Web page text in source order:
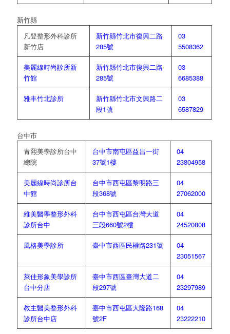
新竹縣
凡登整形外科診所
新竹店
新竹縣竹北市復興二路
285號
03
5508362
美麗線時尚診所新
竹館
新竹縣竹北市復興二路
285號
03
6685388
雅丰竹北診所
新竹縣竹北市文興路二
段1號
03
6587829
台中市
青熙美學診所台中
總院
台中市南屯區益昌一街
37號1樓
04
23804958
美麗線時尚診所台
中館
台中市西屯區黎明路三
段368號
04
27062000
維美醫學整形外科
診所台中
台中市西屯區台灣大道
三段660號2樓
04
24520808
風格美學診所 臺中市西區民權路231號
04
23051567
萊佳形象美學診所
台中分店
臺中市西區臺灣大道二
段297號
04
23297989
教主醫美整形外科
診所台中店
臺中市西屯區大隆路168
號2F
04
23222210